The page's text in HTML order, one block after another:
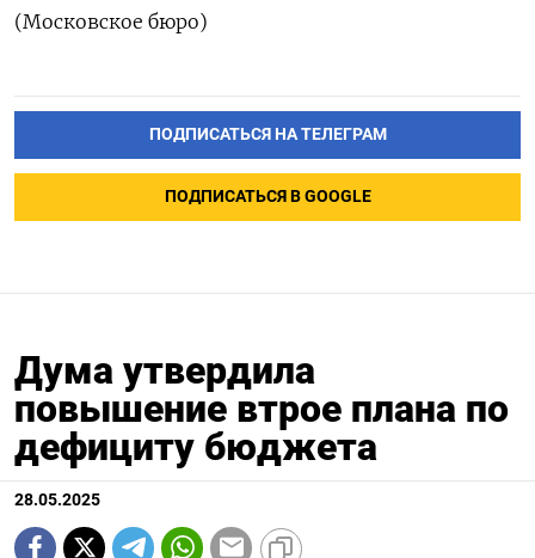
(Московское бюро)
ПОДПИСАТЬСЯ НА ТЕЛЕГРАМ
ПОДПИСАТЬСЯ В GOOGLE
Дума утвердила
повышение втрое плана по
дефициту бюджета
28.05.2025